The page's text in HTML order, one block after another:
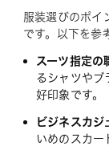
服装選びのポイ
です。以下を参
スーツ指定の
るシャツやブ
好印象です。
ビジネスカジ
いめのスカー